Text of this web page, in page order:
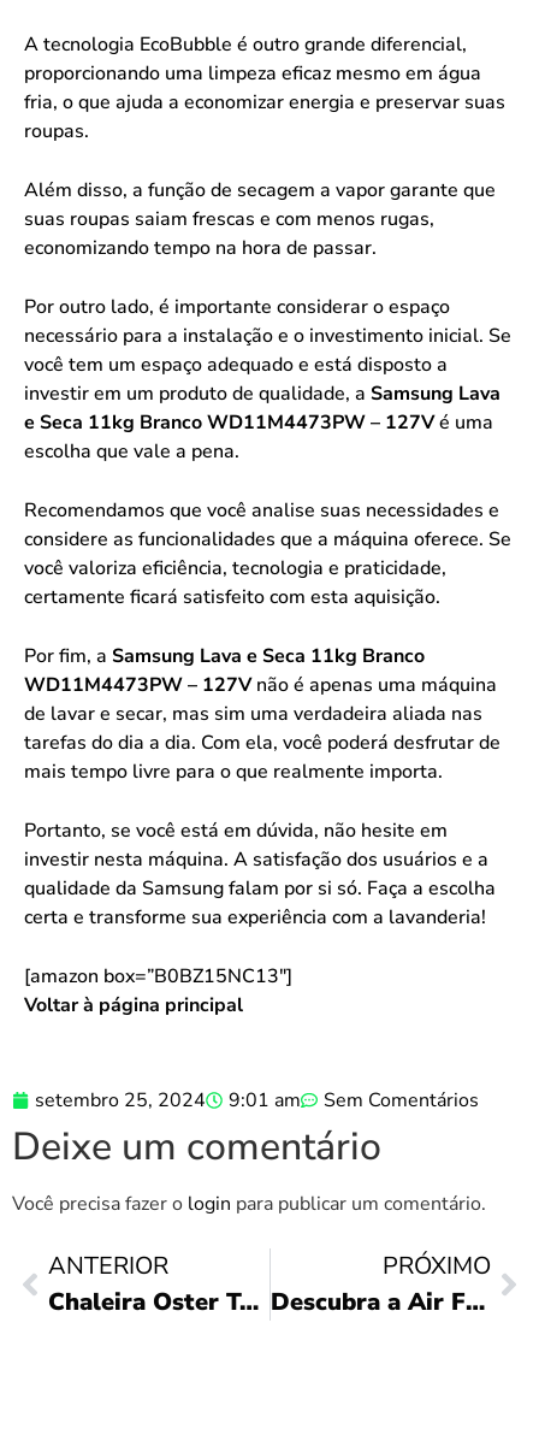
A tecnologia EcoBubble é outro grande diferencial,
proporcionando uma limpeza eficaz mesmo em água
fria, o que ajuda a economizar energia e preservar suas
roupas.
Além disso, a função de secagem a vapor garante que
suas roupas saiam frescas e com menos rugas,
economizando tempo na hora de passar.
Por outro lado, é importante considerar o espaço
necessário para a instalação e o investimento inicial. Se
você tem um espaço adequado e está disposto a
investir em um produto de qualidade, a Samsung Lava
e Seca 11kg Branco WD11M4473PW – 127Vé uma
escolha que vale a pena.
Recomendamos que você analise suas necessidades e
considere as funcionalidades que a máquina oferece. Se
você valoriza eficiência, tecnologia e praticidade,
certamente ficará satisfeito com esta aquisição.
Por fim, a Samsung Lava e Seca 11kg Branco
WD11M4473PW – 127Vnão é apenas uma máquina
de lavar e secar, mas sim uma verdadeira aliada nas
tarefas do dia a dia. Com ela, você poderá desfrutar de
mais tempo livre para o que realmente importa.
Portanto, se você está em dúvida, não hesite em
investir nesta máquina. A satisfação dos usuários e a
qualidade da Samsung falam por si só. Faça a escolha
certa e transforme sua experiência com a lavanderia!
[amazon box=”B0BZ15NC13″]
Voltar à página principal
setembro 25, 2024 9:01 am Sem Comentários
Deixe um comentário
Você precisa fazer o login para publicar um comentário.
ANTERIOR
Chaleira Oster Tea: Praticidade e Sabor em 1,8L
PRÓXIMO
Descubra a Air Fryer Mondial 6L: Praticidade e Sabor!